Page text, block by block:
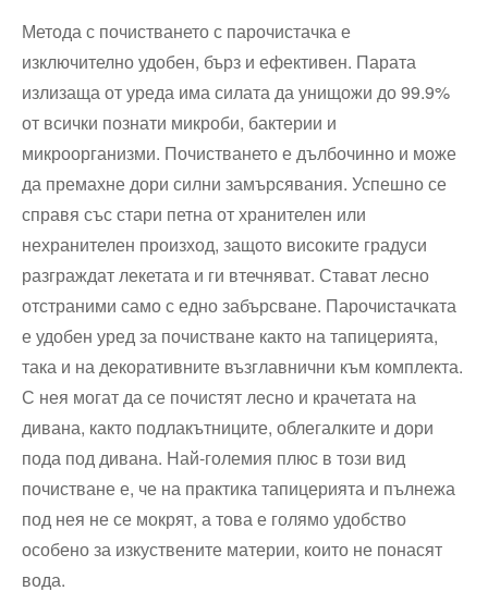
Метода с почистването с парочистачка е
изключително удобен, бърз и ефективен. Парата
излизаща от уреда има силата да унищожи до 99.9%
от всички познати микроби, бактерии и
микроорганизми. Почистването е дълбочинно и може
да премахне дори силни замърсявания. Успешно се
справя със стари петна от хранителен или
нехранителен произход, защото високите градуси
разграждат лекетата и ги втечняват. Стават лесно
отстраними само с едно забърсване. Парочистачката
е удобен уред за почистване както на тапицерията,
така и на декоративните възглавнични към комплекта.
С нея могат да се почистят лесно и крачетата на
дивана, както подлакътниците, облегалките и дори
пода под дивана. Най-големия плюс в този вид
почистване е, че на практика тапицерията и пълнежа
под нея не се мокрят, а това е голямо удобство
особено за изкуствените материи, които не понасят
вода.